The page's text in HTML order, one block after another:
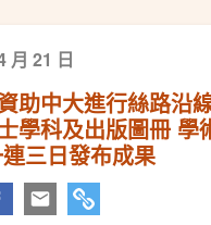
月 21 日
助中大進行絲路沿
學科及出版圖冊 ​學
三日發布成果